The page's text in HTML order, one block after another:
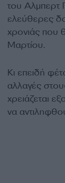
του Αλμπερτ
ελεύθερες
χρονιάς που
Μαρτίου.
Κι επειδή
αλλαγές
χρειάζεται
να